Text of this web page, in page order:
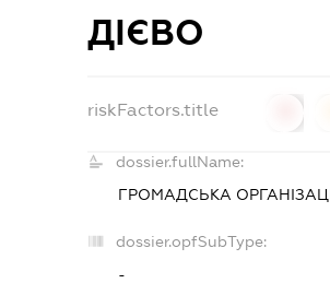
ДІЄВО
riskFactors.title
dossier.fullName:
ГРОМАДСЬКА
dossier.opfSubType:
-